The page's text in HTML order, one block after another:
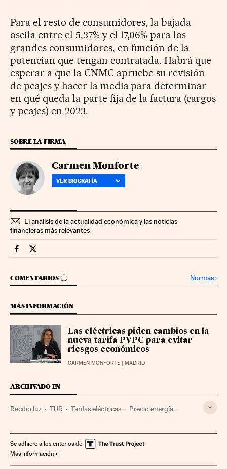
Para el resto de consumidores, la bajada
oscila entre el 5,37% y el 17,06% para los
grandes consumidores, en función de la
potencian que tengan contratada. Habrá que
esperar a que la CNMC apruebe su revisión
de peajes y hacer la media para determinar
en qué queda la parte fija de la factura (cargos
y peajes) en 2023.
SOBRE LA FIRMA
Carmen Monforte
VER BIOGRAFÍA
El análisis de la actualidad económica y las noticias
financieras más relevantes
Companias Cinco Días en Facebook
Companias Cinco Días en Twitter
COMENTARIOS
IR A LOS COMENTARIOS Normas›
MÁS INFORMACIÓN
Las eléctricas piden cambios en la
nueva tarifa PVPC para evitar
riesgos económicos
CARMEN MONFORTE | MADRID
ARCHIVADO EN
Recibo luz TUR Tarifas eléctricas Precio energía
Economía Fuentes energía Energía
Se adhiere a los criterios de
Más información